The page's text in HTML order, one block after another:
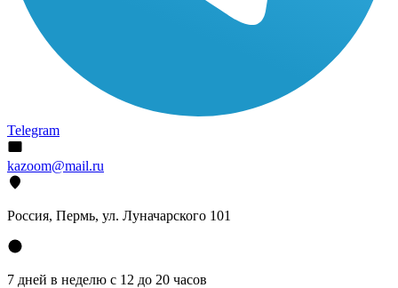
Telegram
kazoom@mail.ru
Россия, Пермь, ул. Луначарского 101
7 дней в неделю с 12 до 20 часов